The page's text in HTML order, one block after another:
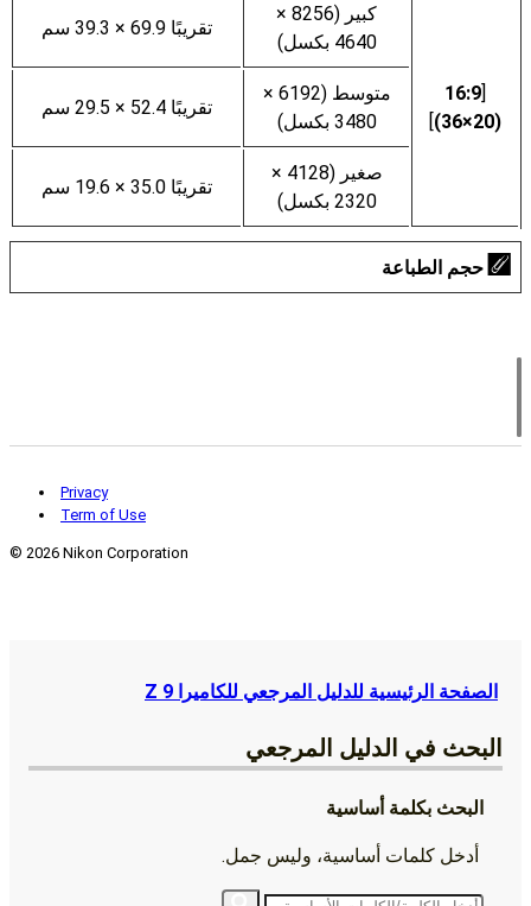
[
16:9
(36‎×20)
]
كبير (8256 ×
4640 بكسل)
تقريبًا 69.9 × 39.3 سم
متوسط (6192 ×
3480 بكسل)
تقريبًا 52.4 × 29.5 سم
صغير (4128 ×
2320 بكسل)
تقريبًا 35.0 × 19.6 سم
حجم الطباعة
Privacy
Term of Use
© 2026 Nikon Corporation
الصفحة الرئيسية للدليل المرجعي للكاميرا Z 9
البحث في الدليل المرجعي
البحث بكلمة أساسية
أدخل كلمات أساسية، وليس جمل.